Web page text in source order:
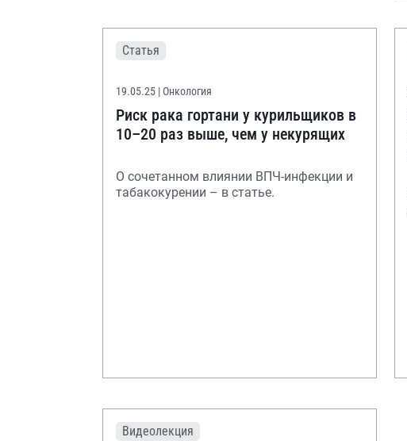
Статья
19.05.25 | Онкология
Риск рака гортани у курильщиков в
10–20 раз выше, чем у некурящих
О сочетанном влиянии ВПЧ-инфекции и
табакокурении – в статье.
Видеолекция